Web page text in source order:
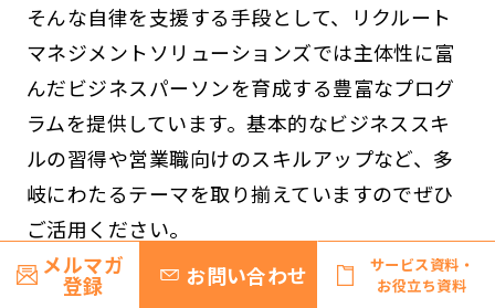
そんな自律を支援する手段として、リクルート
マネジメントソリューションズでは主体性に富
んだビジネスパーソンを育成する豊富なプログ
ラムを提供しています。基本的なビジネススキ
ルの習得や営業職向けのスキルアップなど、多
岐にわたるテーマを取り揃えていますのでぜひ
ご活用ください。
メルマガ
登録 お問い合わせ
サービス資料・
お役立ち資料